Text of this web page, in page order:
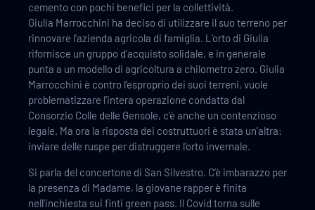
cemento con pochi benefici per la collettività.
Giulia Marrocchini ha deciso di utilizzare il suo terreno per
rinnovare l’azienda agricola di famiglia. L’orto di Giulia
rifornisce un gruppo d’acquisto solidale, e in generale
punta a un modello di agricoltura a chilometro zero. Giulia
Marrocchini è contro l’esproprio dei suoi terreni, vuole
problematizzare l’intera operazione condatta dal
Consorzio Colle delle Gensole, c’è anche un contenzioso
legale. Ma ora la risposta dei costruttuori è stata un’altra:
inviare delle ruspe per distruggere l’orto invernale.
Si parla del concertone di San Silvestro. C’è imbarazzo per
la presenza di Madame, la giovane rapper è finita
nell’inchiesta sui finti green pass. Il Covid torna sulle